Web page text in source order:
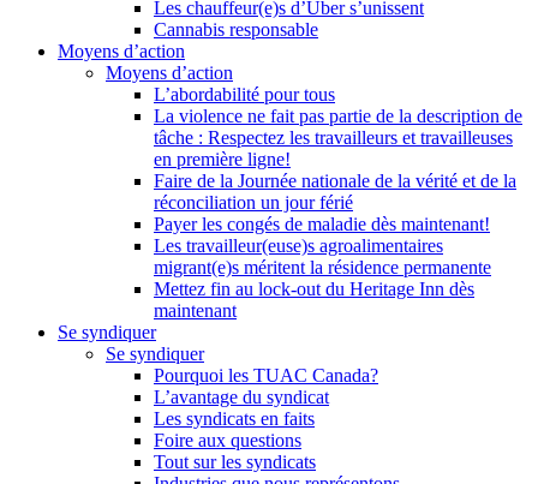
Les chauffeur(e)s d’Uber s’unissent
Cannabis responsable
Moyens d’action
Moyens d’action
L’abordabilité pour tous
La violence ne fait pas partie de la description de
tâche : Respectez les travailleurs et travailleuses
en première ligne!
Faire de la Journée nationale de la vérité et de la
réconciliation un jour férié
Payer les congés de maladie dès maintenant!
Les travailleur(euse)s agroalimentaires
migrant(e)s méritent la résidence permanente
Mettez fin au lock-out du Heritage Inn dès
maintenant
Se syndiquer
Se syndiquer
Pourquoi les TUAC Canada?
L’avantage du syndicat
Les syndicats en faits
Foire aux questions
Tout sur les syndicats